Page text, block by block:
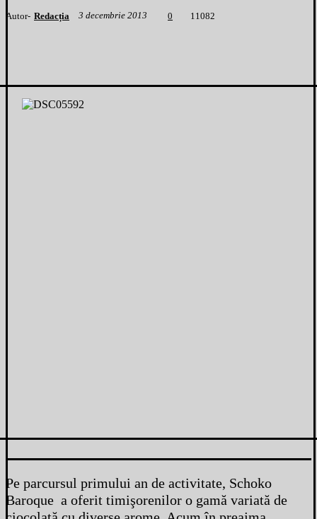
Autor- Redacția 3 decembrie 2013 0 1 1082
Pe parcursul primului an de activitate, Schoko
Baroque a oferit timişorenilor o gamă variată de